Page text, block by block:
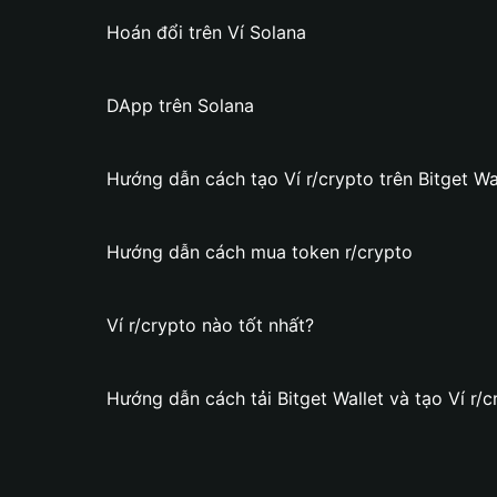
Hoán đổi trên Ví Solana
DApp trên Solana
Hướng dẫn cách tạo Ví r/crypto trên Bitget
Hướng dẫn cách mua token r/crypto
Ví r/crypto nào tốt nhất?
Hướng dẫn cách tải Bitget Wallet và tạo Ví r/